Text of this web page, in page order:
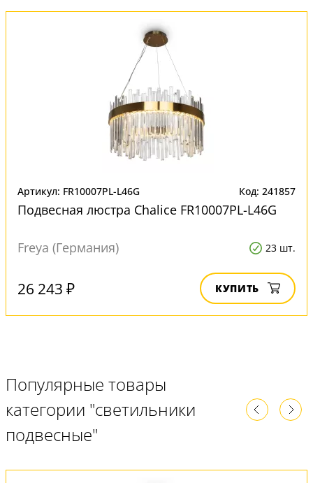
Артикул: FR10007PL-L46G Код: 241857
Подвесная люстра Chalice FR10007PL-L46G
Freya (Германия) 23 шт.
26 243 ₽ КУПИТЬ
Популярные товары
категории "светильники
подвесные"